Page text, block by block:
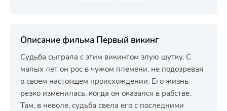
Описание фильма Первый викинг
Судьба сыграла с этим викингом злую шутку. С
малых лет он рос в чужом племени, не подозревая
о своем настоящем происхождении. Его жизнь
резко изменилась, когда он оказался в рабстве.
Там, в неволе, судьба свела его с последними